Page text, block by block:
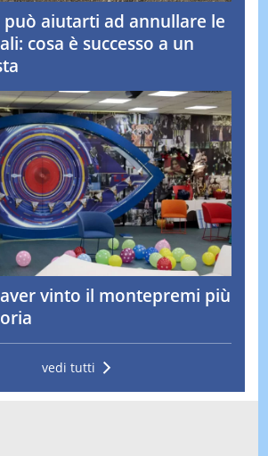
può aiutarti ad annullare le
cosa è successo a un
aver vinto il montepremi più
vedi tutti